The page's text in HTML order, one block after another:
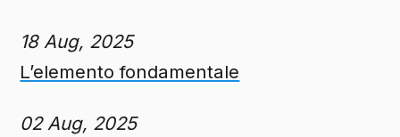
18 Aug, 2025
L’elemento fondamentale
02 Aug, 2025